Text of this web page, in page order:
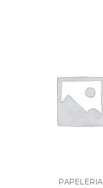
PAPELERIA